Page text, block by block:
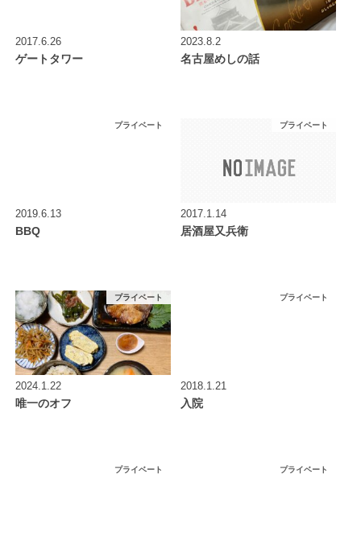
2017.6.26
ゲートタワー
2023.8.2
名古屋めしの話
プライベート
2019.6.13
BBQ
プライベート
2017.1.14
居酒屋又兵衛
プライベート
2024.1.22
唯一のオフ
プライベート
2018.1.21
入院
プライベート プライベート